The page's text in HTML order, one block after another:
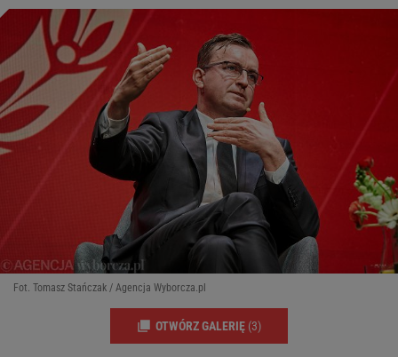
Fot. Tomasz Stańczak / Agencja Wyborcza.pl
OTWÓRZ GALERIĘ (3)